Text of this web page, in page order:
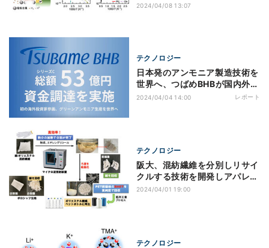
の開発に成功
2024/04/08 13:07
テクノロジー
日本発のアンモニア製造技術を
世界へ、つばめBHBが国内外か
ら53億円を調達
2024/04/04 14:00 レポート
テクノロジー
阪大、混紡繊維を分別しリサイ
クルする技術を開発しアパレル
界に貢献
2024/04/01 19:00
テクノロジー